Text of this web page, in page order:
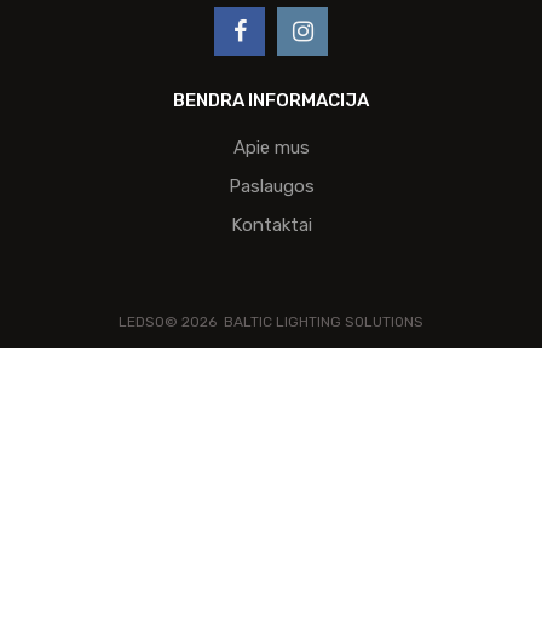
BENDRA INFORMACIJA
Apie mus
Paslaugos
Kontaktai
LEDSO© 2026 BALTIC LIGHTING SOLUTIONS